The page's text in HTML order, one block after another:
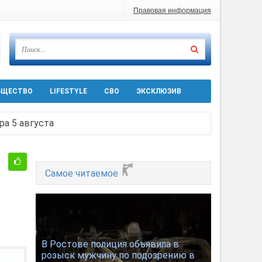
Правовая информация
LIFESTYLE СВО ЭКСКЛЮЗИВ
5 августа
машин
области
Самое читаемое
В Ростове полиция объявила в
розыск мужчину по подозрению в